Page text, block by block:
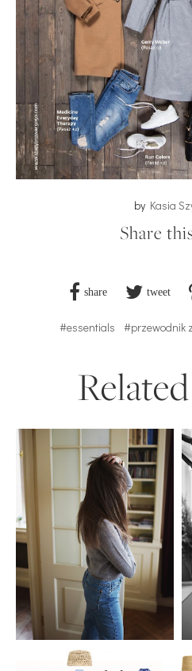
by Kasia
Share
share tweet
#essentials #przewodnik